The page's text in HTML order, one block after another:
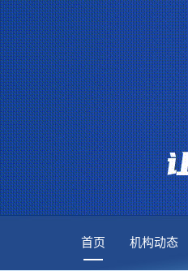
首页 机构动态